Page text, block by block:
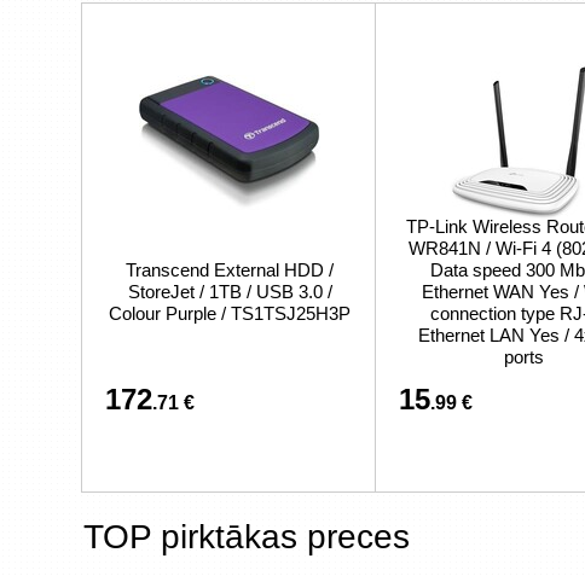
Transcend External HDD /
StoreJet / 1TB / USB 3.0 /
Colour Purple / TS1TSJ25H3P
172.71 €
TP-Link Wireless
WR841N / Wi-Fi 4
Data speed 300
Ethernet WAN Yes /
connection type
Ethernet LAN Yes /
ports
15.99 €
TOP pirktākas preces